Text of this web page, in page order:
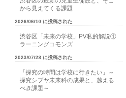
から見えてくる課題
2026/06/10 に投稿された
渋谷区「未来の学校」PV私的解説①
ラーニングコモンズ
2023/07/28 に投稿された
「探究の時間は学校に行きたい」～
探究シブヤ未来科の成果と、越える
べき課題～